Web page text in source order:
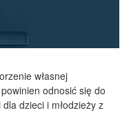
własnej
odnosić się do
dzieci i młodzieży z